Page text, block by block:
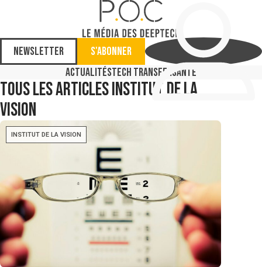
Newsletter
S'abonner
ActualitésTech TransferSanté
Tous les articlesInstitut de la
Vision
INSTITUT DE LA VISION